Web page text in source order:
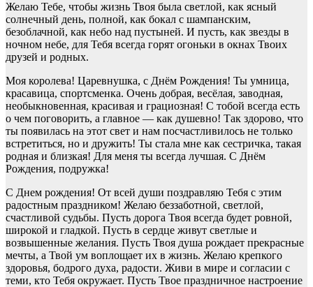
Желаю Тебе, чтобы жизнь Твоя была светлой, как ясный
солнечный день, полной, как бокал с шампанским,
безоблачной, как небо над пустыней. И пусть, как звезды в
ночном небе, для Тебя всегда горят огоньки в окнах Твоих
друзей и родных.
Моя королева! Царевнушка, с Днём Рождения! Ты умница,
красавица, спортсменка. Очень добрая, весёлая, заводная,
необыкновенная, красивая и грациозная! С тобой всегда есть
о чем поговорить, а главное — как душевно! Так здорово, что
ты появилась на этот свет и нам посчастливилось не только
встретиться, но и дружить! Ты стала мне как сестричка, такая
родная и близкая! Для меня ты всегда лучшая. С Днём
Рождения, подружка!
С Днем рождения! От всей души поздравляю Тебя с этим
радостным праздником! Желаю беззаботной, светлой,
счастливой судьбы. Пусть дорога Твоя всегда будет ровной,
широкой и гладкой. Пусть в сердце живут светлые и
возвышенные желания. Пусть Твоя душа рождает прекрасные
мечты, а Твой ум воплощает их в жизнь. Желаю крепкого
здоровья, бодрого духа, радости. Живи в мире и согласии с
теми, кто Тебя окружает. Пусть Твое праздничное настроение